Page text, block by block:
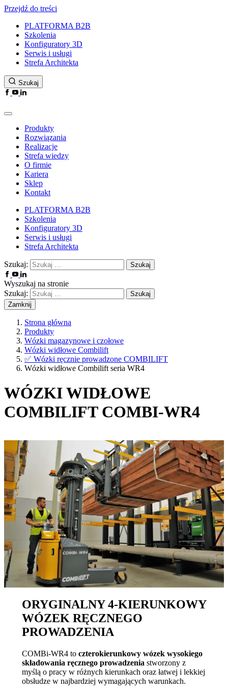
Przejdź do treści
PLATFORMA B2B
Szkolenia
Konfiguratory 3D
Serwis i usługi
Strefa Architekta
Szukaj
Produkty
Rozwiązania
Realizacje
Strefa wiedzy
O firmie
Kariera
Sklep
Kontakt
PLATFORMA B2B
Szkolenia
Konfiguratory 3D
Serwis i usługi
Strefa Architekta
Szukaj:
Wyszukaj na stronie
Szukaj:
Zamknij
Strona główna
Produkty
Wózki magazynowe i czołowe
Wózki widłowe Combilift
✅ Wózki ręcznie prowadzone COMBILIFT
Wózki widłowe Combilift seria WR4
WÓZKI WIDŁOWE
COMBILIFT COMBI-WR4
ORYGINALNY 4-KIERUNKOWY
WÓZEK RĘCZNEGO
PROWADZENIA
COMBi-WR4 to czterokierunkowy wózek wysokiego
składowania ręcznego prowadzenia stworzony z
myślą o pracy w różnych kierunkach oraz łatwej i lekkiej
obsłudze w najbardziej wymagających warunkach.